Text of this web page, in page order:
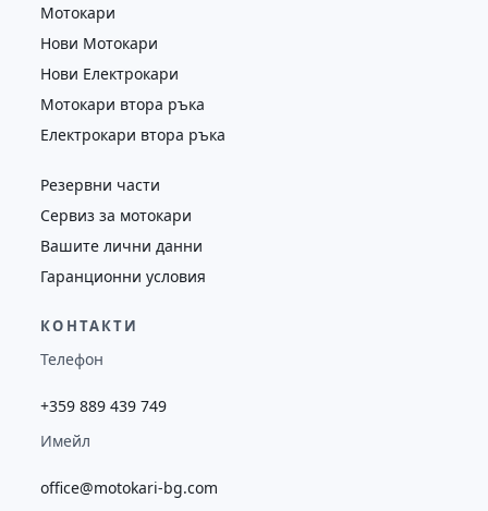
Мотокари
Нови Мотокари
Нови Електрокари
Мотокари втора ръка
Електрокари втора ръка
Резервни части
Сервиз за мотокари
Вашите лични данни
Гаранционни условия
КОНТАКТИ
Телефон
+359 889 439 749
Имейл
office@motokari-bg.com